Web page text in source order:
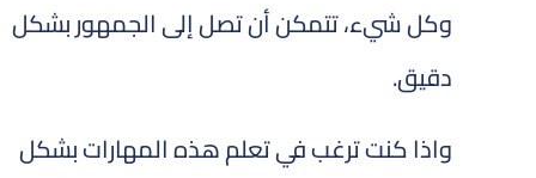
وكل شيء، تتمكن أن تصل إلى الجمهور بشكل
دقيق.
واذا كنت ترغب في تعلم هذه المهارات بشكل